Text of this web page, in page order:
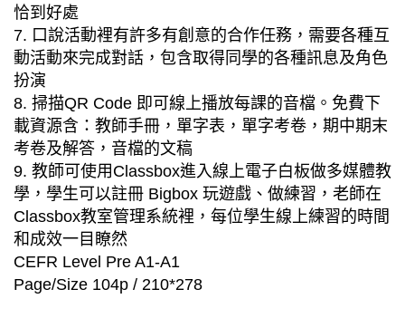
恰到好處
7. 口說活動裡有許多有創意的合作任務，需要各種互
動活動來完成對話，包含取得同學的各種訊息及角色
扮演
8. 掃描QR Code 即可線上播放每課的音檔。免費下
載資源含：教師手冊，單字表，單字考卷，期中期末
考卷及解答，音檔的文稿
9. 教師可使用Classbox進入線上電子白板做多媒體教
學，學生可以註冊 Bigbox 玩遊戲、做練習，老師在
Classbox教室管理系統裡，每位學生線上練習的時間
和成效一目瞭然
CEFR Level Pre A1-A1
Page/Size 104p / 210*278